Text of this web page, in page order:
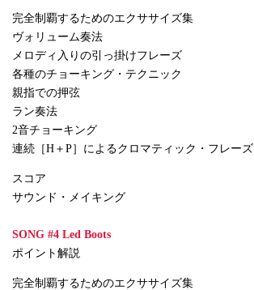
完全制覇するためのエクササイズ集
ヴォリューム奏法
メロディ入りの引っ掛けフレーズ
各種のチョーキング・テクニック
親指での押弦
ラン奏法
2音チョーキング
連続［H＋P］によるクロマティック・フレーズ
スコア
サウンド・メイキング
SONG #4 Led Boots
ポイント解説
完全制覇するためのエクササイズ集